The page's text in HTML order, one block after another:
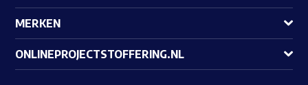
MERKEN
ONLINEPROJECTSTOFFERING.NL